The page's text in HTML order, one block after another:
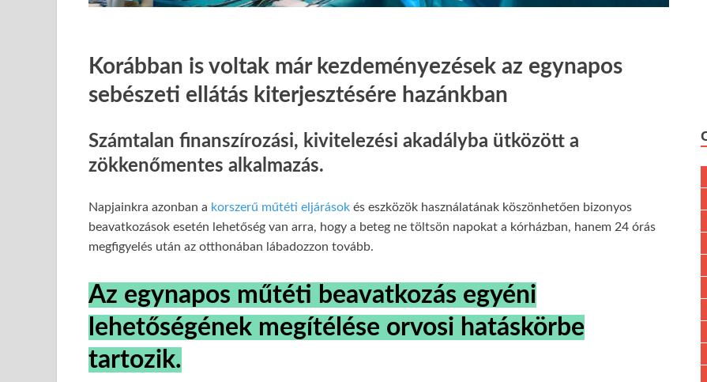
Korábban is voltak már kezdeményezések az egynapos
sebészeti ellátás kiterjesztésére hazánkban
Számtalan finanszírozási, kivitelezési akadályba ütközött a
zökkenőmentes alkalmazás.
Napjainkra azonban a korszerű műtéti eljárások és eszközök használatának köszönhetően bizonyos
beavatkozások esetén lehetőség van arra, hogy a beteg ne töltsön napokat a kórházban, hanem 24 órás
megfigyelés után az otthonában lábadozzon tovább.
Az egynapos műtéti beavatkozás egyéni
lehetőségének megítélése orvosi hatáskörbe
tartozik.